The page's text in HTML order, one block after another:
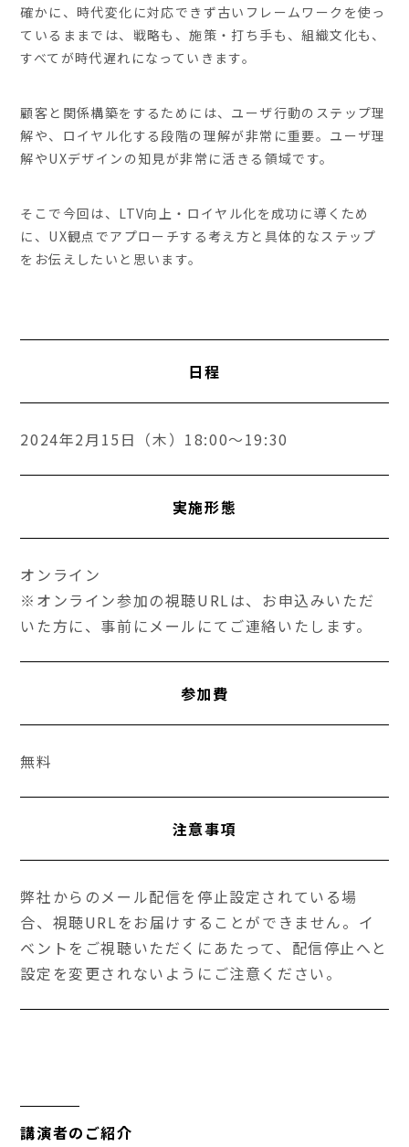
確かに、時代変化に対応できず古いフレームワークを使っ
ているままでは、戦略も、施策・打ち手も、組織文化も、
すべてが時代遅れになっていきます。
顧客と関係構築をするためには、ユーザ行動のステップ理
解や、ロイヤル化する段階の理解が非常に重要。ユーザ理
解やUXデザインの知見が非常に活きる領域です。
そこで今回は、LTV向上・ロイヤル化を成功に導くため
に、UX観点でアプローチする考え方と具体的なステップ
をお伝えしたいと思います。
日程
2024年2月15日（木）18:00～19:30
実施形態
オンライン
※オンライン参加の視聴URLは、お申込みいただ
いた方に、事前にメールにてご連絡いたします。
参加費
無料
注意事項
弊社からのメール配信を停止設定されている場
合、視聴URLをお届けすることができません。イ
ベントをご視聴いただくにあたって、配信停止へと
設定を変更されないようにご注意ください。
講演者のご紹介